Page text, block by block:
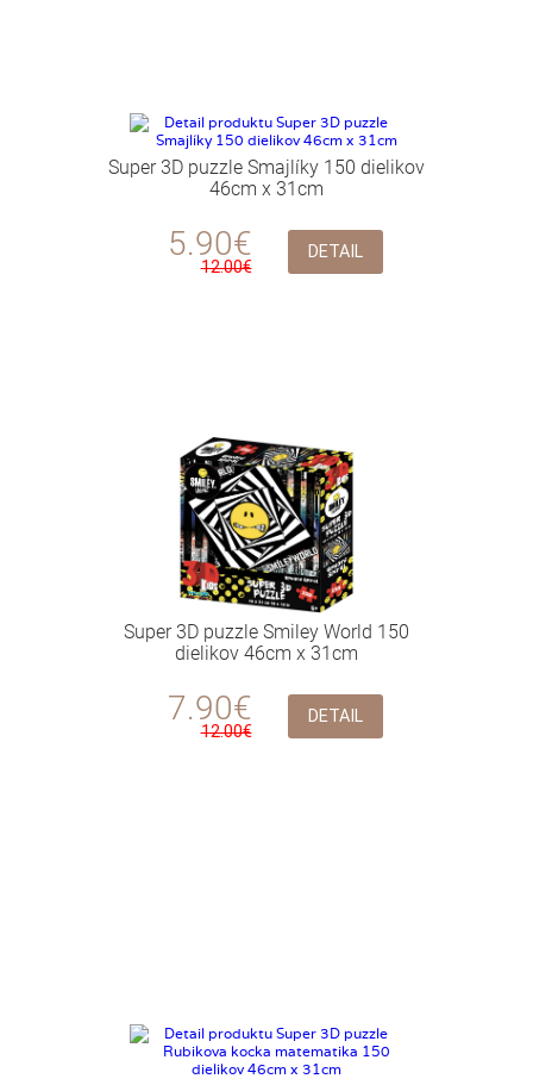
Super 3D puzzle Smajlíky 150 dielikov
46cm x 31cm
5.90€
12.00€
DETAIL
Super 3D puzzle Smiley World 150
dielikov 46cm x 31cm
7.90€
12.00€
DETAIL